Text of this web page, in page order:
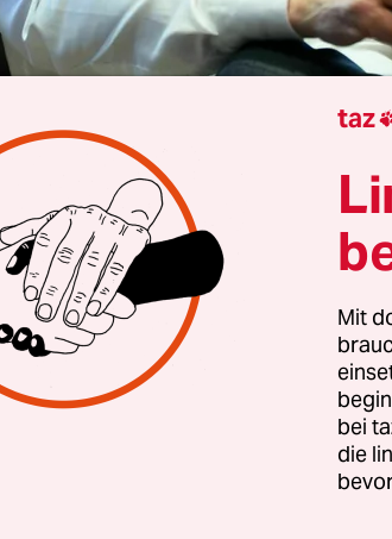
Aus BerlinSabine am Orde
taz/dpa| Außenminister Johann
eigentlich nach China fliegen.
Außenministerium
verschoben. Peking habe
seinem Kollegen Wang Yi
bestätigt, begründete Kathrin
taz
Mit
bei
die